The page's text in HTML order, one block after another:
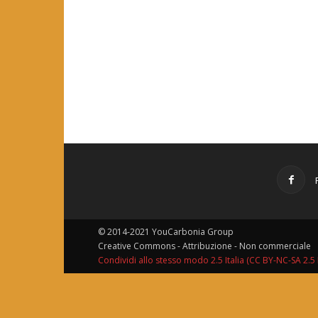
© 2014-2021 YouCarbonia Group
Creative Commons - Attribuzione - Non commerciale
Condividi allo stesso modo 2.5 Italia (CC BY-NC-SA 2.5